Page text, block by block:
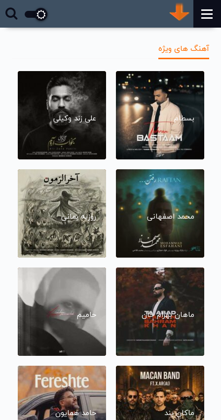
آهنگ های ویژه
بسطام علی زند وکیلی
محمد اصفهانی روزبه بمانی
ماهان بهرام خان حامیم
ماکان بند حامد همایون